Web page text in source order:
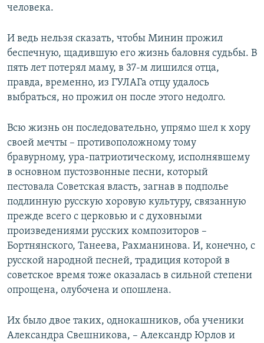
человека.
И ведь нельзя сказать, чтобы Минин прожил
беспечную, щадившую его жизнь баловня судьбы. В
пять лет потерял маму, в 37-м лишился отца,
правда, временно, из ГУЛАГа отцу удалось
выбраться, но прожил он после этого недолго.
Всю жизнь он последовательно, упрямо шел к хору
своей мечты – противоположному тому
бравурному, ура-патриотическому, исполнявшему
в основном пустозвонные песни, который
пестовала Советская власть, загнав в подполье
подлинную русскую хоровую культуру, связанную
прежде всего с церковью и с духовными
произведениями русских композиторов –
Бортнянского, Танеева, Рахманинова. И, конечно, с
русской народной песней, традиция которой в
советское время тоже оказалась в сильной степени
опрощена, олубочена и опошлена.
Их было двое таких, однокашников, оба ученики
Александра Свешникова, – Александр Юрлов и